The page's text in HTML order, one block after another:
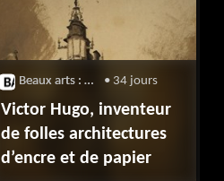
Beaux arts : Architecture • 34 jours
Victor Hugo, inventeur
de folles architectures
d’encre et de papier